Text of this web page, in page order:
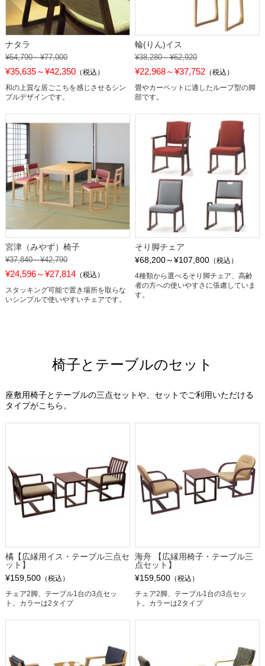
ナタラ
¥64,790～¥77,000
¥35,635～¥42,350（税込）
和の上質な居ごこちを感じさせるシン
プルデザインです。
輪(りん)イス
¥38,280～¥62,920
¥22,968～¥37,752 （税込）
畳やカーペットに適したループ型の脚
部です。
宮津（みやず）椅子
¥37,840～¥42,790
¥24,596～¥27,814（税込）
スタッキング可能で置き場所を取らな
いシンプルで使いやすいチェアです。
そり脚チェア
¥68,200～¥107,800 （税込）
4種類から選べるそり脚チェア、高齢
者の方への使いやすさに張慮していま
す。
椅子とテーブルのセット
座敷用椅子とテーブルの三点セットや、セットでご利用いただける
タイプがこちら。
橘【広縁用イス・テーブル三点セ
ット】
¥159,500（税込）
チェア2脚、テーブル1台の3点セッ
ト。カラーは2タイプ
海舟 【広縁用椅子・テーブル三
点セット】
¥159,500 （税込）
チェア2脚、テーブル1台の3点セッ
ト。カラーは2タイプ